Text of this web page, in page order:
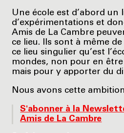
Une école est d’abord un
d’expérimentations et
Amis de La Cambre
ce lieu. Ils sont à même
ce lieu singulier qu’est
mondes, non pour en
mais pour y apporter du
Nous avons cette
S'abonner à la
Amis de La Cambre